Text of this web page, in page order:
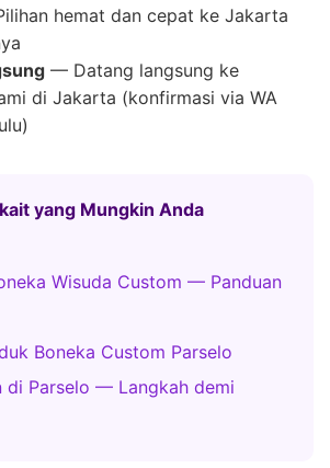
hemat dan cepat ke Jakarta
— Datang langsung ke
di Jakarta (konfirmasi via WA
yang Mungkin Anda
Wisuda Custom — Panduan
Boneka Custom Parselo
di Parselo — Langkah demi